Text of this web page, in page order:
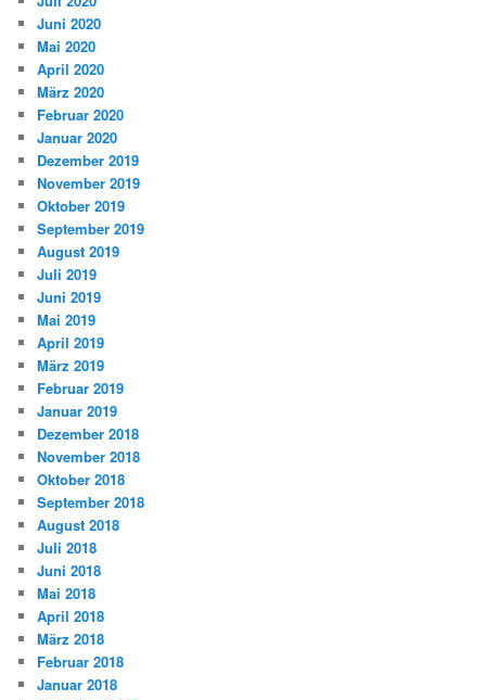
Juni 2020
Mai 2020
April 2020
März 2020
Februar 2020
Januar 2020
Dezember 2019
November 2019
Oktober 2019
September 2019
August 2019
Juli 2019
Juni 2019
Mai 2019
April 2019
März 2019
Februar 2019
Januar 2019
Dezember 2018
November 2018
Oktober 2018
September 2018
August 2018
Juli 2018
Juni 2018
Mai 2018
April 2018
März 2018
Februar 2018
Januar 2018